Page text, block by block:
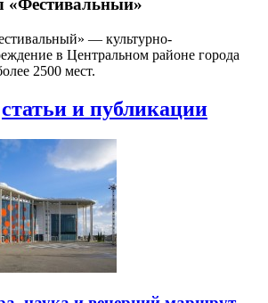
«Фестивальный»
— культурно-
в Центральном районе города
2500 мест.
статьи и публикации